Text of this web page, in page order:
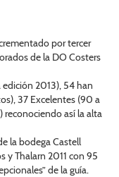
por tercer
de la DO Costers
edición 2013), 54 han
37 Excelentes (90 a
así la alta
la bodega Castell
y Thalarn 2011 con 95
de la guía.